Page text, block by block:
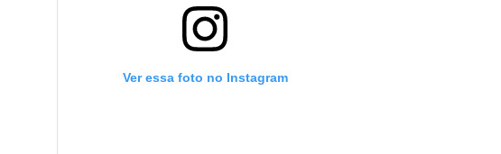
Ver essa foto no Instagram